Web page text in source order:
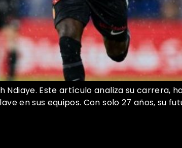
Este artículo analiza su carrera,
en sus equipos. Con solo 27 años, su